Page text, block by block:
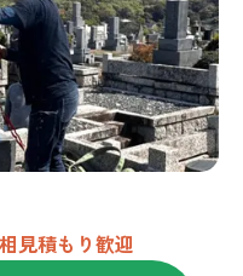
見積もり歓迎